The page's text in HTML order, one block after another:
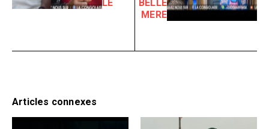
LE
BELLE
MERE
Articles connexes